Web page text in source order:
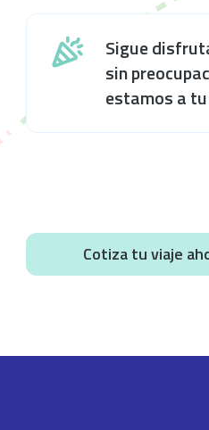
Sigue
sin
estamos a
Cotiza tu viaje